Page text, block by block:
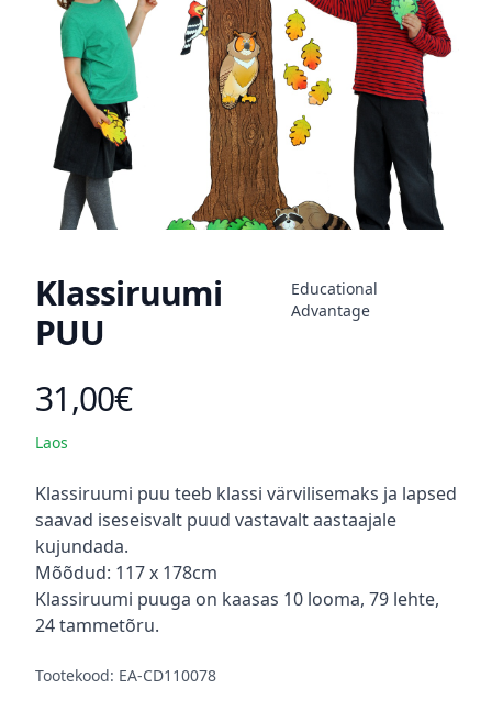
Klassiruumi
PUU
Educational
Advantage
Toote hind
31,00€
Laos
Kirjeldus
Klassiruumi puu teeb klassi värvilisemaks ja lapsed
saavad iseseisvalt puud vastavalt aastaajale
kujundada.
Mõõdud: 117 x 178cm
Klassiruumi puuga on kaasas 10 looma, 79 lehte,
24 tammetõru.
Tootekood: EA-CD110078